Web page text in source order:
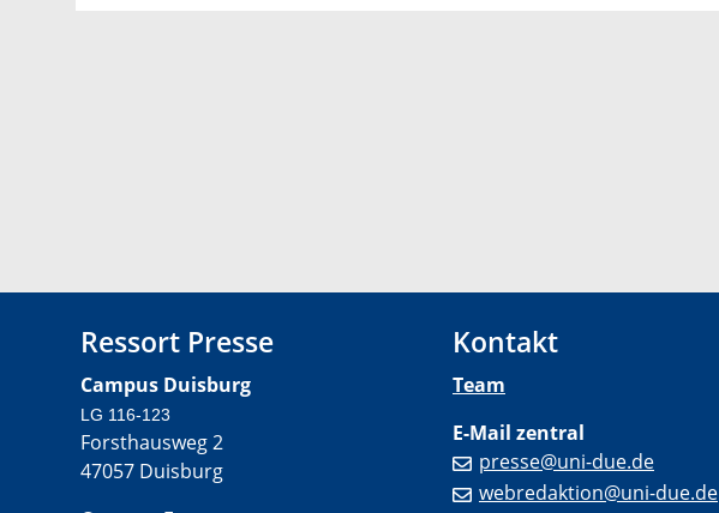
Ressort Presse
Campus Duisburg
LG 116-123
Forsthausweg 2
47057 Duisburg
Kontakt
Team
E-Mail zentral
presse@uni-due.de
webredaktion@uni-due.de